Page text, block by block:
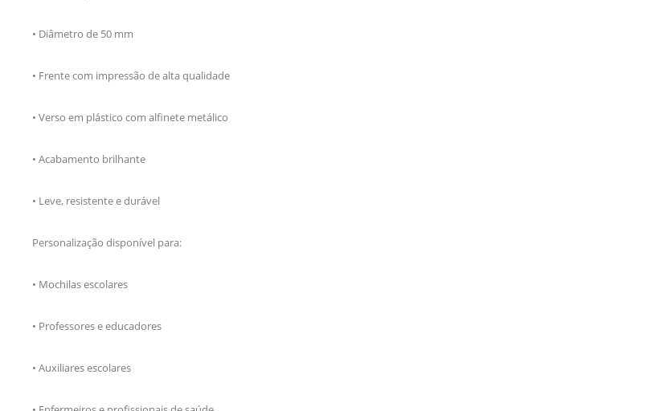
• Diâmetro de 50 mm
• Frente com impressão de alta qualidade
• Verso em plástico com alfinete metálico
• Acabamento brilhante
• Leve, resistente e durável
Personalização disponível para:
• Mochilas escolares
• Professores e educadores
• Auxiliares escolares